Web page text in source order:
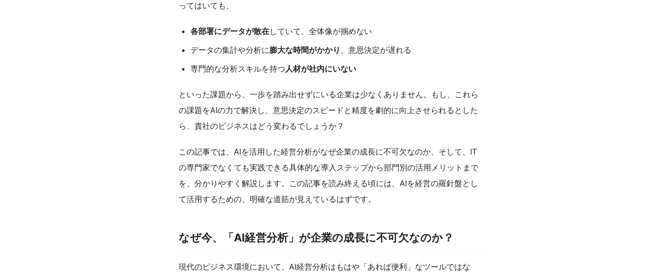
ってはいても、
各部署にデータが散在していて、全体像が掴めない
データの集計や分析に膨大な時間がかかり 、意思決定が遅れる
専門的な分析スキルを持つ人材が社内にいない
といった課題から、一歩を踏み出せずにいる企業は少なくありません。もし、これら
の課題をAIの力で解決し、意思決定のスピードと精度を劇的に向上させられるとした
ら、貴社のビジネスはどう変わるでしょうか？
この記事では、AIを活用した経営分析がなぜ企業の成長に不可欠なのか、そして、IT
の専門家でなくても実践できる具体的な導入ステップから部門別の活用メリットまで
を、分かりやすく解説します。この記事を読み終える頃には、AIを経営の羅針盤とし
て活用するための、明確な道筋が見えているはずです。
なぜ今、「AI経営分析」が企業の成長に不可欠なのか？
現代のビジネス環境において、AI経営分析はもはや「あれば便利」なツールではな